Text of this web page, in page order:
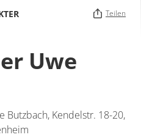
Teilen
Uwe
Butzbach, Kendelstr. 18-20,